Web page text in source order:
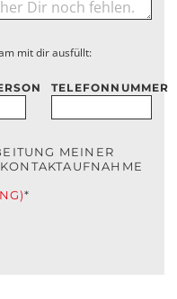
mit dir ausfüllt:
TELEFONNUMMER
MEINER
*